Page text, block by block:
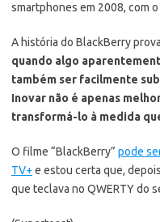
smartphones em 2008, com
A história do BlackBerry
quando algo
também ser facilmente
Inovar não é apenas
transformá-lo à medida
O filme “BlackBerry” pode
TV+ e estou certa que,
que teclava no QWERTY do